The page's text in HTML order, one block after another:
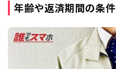
年齢や返済期間の条件